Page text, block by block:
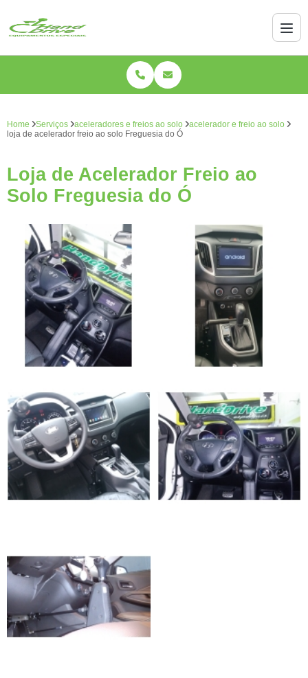
Home Serviços aceleradores e freios ao solo
acelerador e freio ao solo
loja de acelerador freio ao solo Freguesia do Ó
Loja de Acelerador Freio ao
Solo Freguesia do Ó